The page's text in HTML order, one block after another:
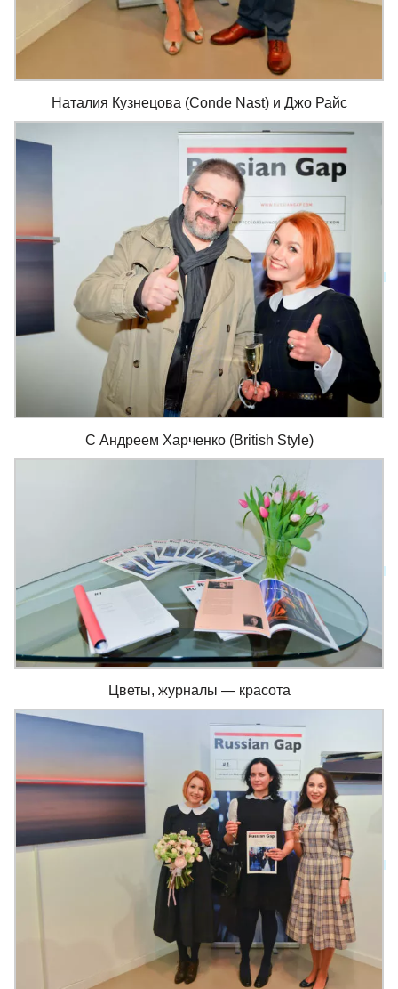
Наталия Кузнецова (Conde Nast) и Джо Райс
C Андреем Харченко (British Style)
Цветы, журналы — красота